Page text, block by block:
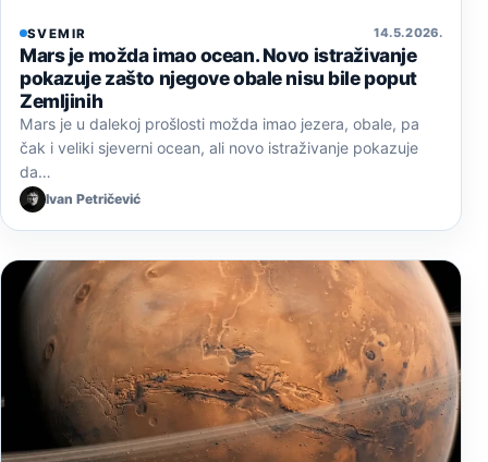
SVEMIR 14. 5. 2026.
Mars je možda imao ocean. Novo istraživanje
pokazuje zašto njegove obale nisu bile poput
Zemljinih
Mars je u dalekoj prošlosti možda imao jezera, obale, pa
čak i veliki sjeverni ocean, ali novo istraživanje pokazuje
da…
Ivan Petričević